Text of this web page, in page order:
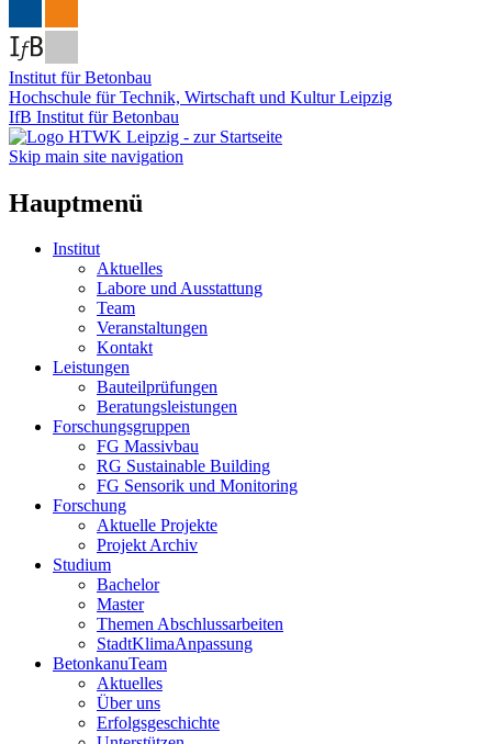
Institut für Betonbau
Hochschule für Technik, Wirtschaft und Kultur Leipzig
IfB Institut für Betonbau
Skip main site navigation
Hauptmenü
Institut
Aktuelles
Labore und Ausstattung
Team
Veranstaltungen
Kontakt
Leistungen
Bauteilprüfungen
Beratungsleistungen
Forschungsgruppen
FG Massivbau
RG Sustainable Building
FG Sensorik und Monitoring
Forschung
Aktuelle Projekte
Projekt Archiv
Studium
Bachelor
Master
Themen Abschlussarbeiten
StadtKlimaAnpassung
BetonkanuTeam
Aktuelles
Über uns
Erfolgsgeschichte